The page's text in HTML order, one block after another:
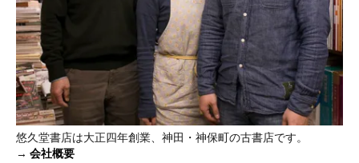
悠久堂書店は大正四年創業、神田・神保町の古書店です。
→ 会社概要